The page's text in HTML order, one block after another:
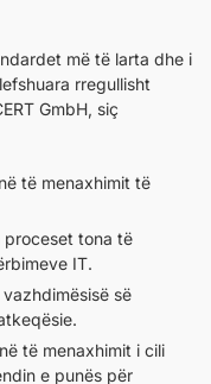
më të larta dhe i
rregullisht
GmbH, siç
të menaxhimit të
proceset tona të
IT.
së
të menaxhimit i cili
e punës për